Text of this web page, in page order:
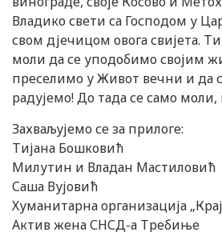
Владико свети са Господом у
свом дјечицом овога свијета.
моли да се уподобимо својим
преселимо у Живот вечни и да
радујемо! До тада се само моли,
Захваљујемо се за прилоге:
Тијана Бошковић
Милутин и Владан Мастиловић
Саша Вујовић
Хуманитарна организација
Актив жена СНСД-а Требиње